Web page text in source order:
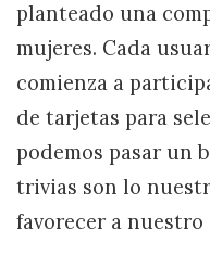
planteado una
mujeres. Cada
comienza a
de tarjetas para
podemos pasar un
trivias son lo
favorecer a nuestro